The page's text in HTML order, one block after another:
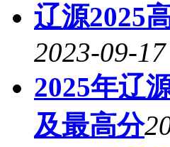
辽源2025
2023-09-
2025年辽
及最高分